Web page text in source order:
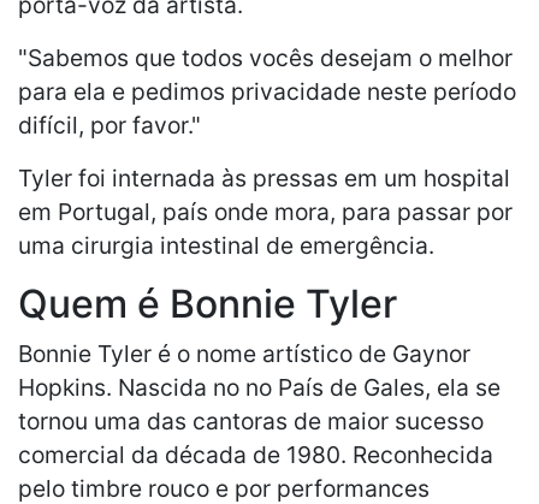
"Sabemos que todos vocês desejam o melhor
para ela e pedimos privacidade neste período
difícil, por favor."
Tyler foi internada às pressas em um hospital
em Portugal, país onde mora, para passar por
uma cirurgia intestinal de emergência.
Quem é Bonnie Tyler
Bonnie Tyler é o nome artístico de Gaynor
Hopkins. Nascida no no País de Gales, ela se
tornou uma das cantoras de maior sucesso
comercial da década de 1980. Reconhecida
pelo timbre rouco e por performances